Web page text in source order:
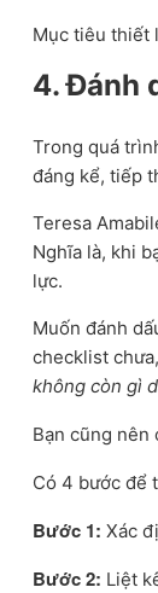
Mục tiêu thiết
4. Đánh
Trong quá
đáng kể, tiếp
Teresa
Nghĩa là, khi
lực.
Muốn đánh
checklist
không còn gì
Bạn cũng nên
Có 4 bước để
Bước 1: Xác
Bước 2: Liệt